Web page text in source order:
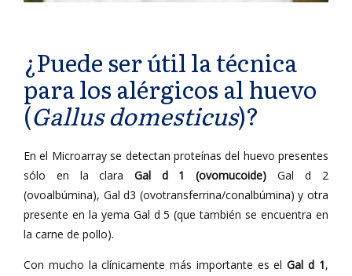
¿Puede ser útil la técnica
para los alérgicos al huevo
(Gallus domesticus)?
En el Microarray se detectan proteínas del huevo presentes
sólo en la clara Gal d 1 (ovomucoide) Gal d 2
(ovoalbúmina), Gal d3 (ovotransferrina/conalbúmina) y otra
presente en la yema Gal d 5 (que también se encuentra en
la carne de pollo).
Con mucho la clínicamente más importante es el Gal d 1,